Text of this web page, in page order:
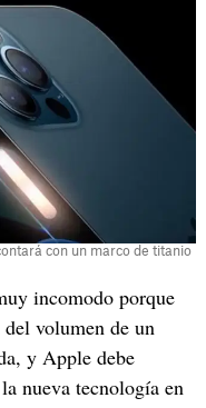
con un marco de titanio
incomodo porque
volumen de un
y Apple debe
nueva tecnología en